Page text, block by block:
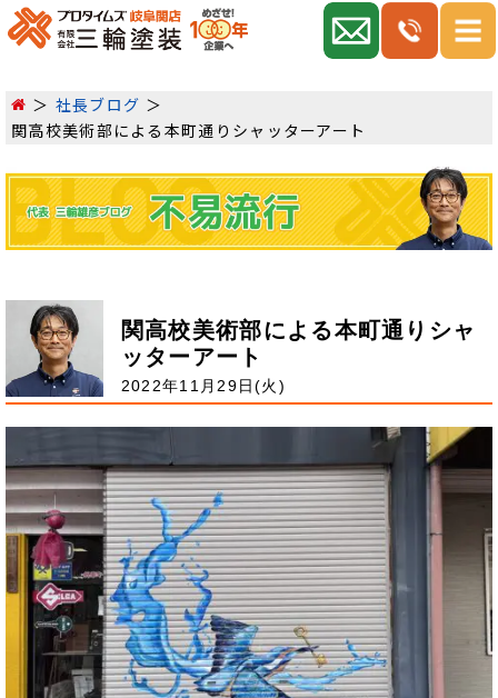
社長ブログ
関高校美術部による本町通りシャッターアート
関高校美術部による本町通りシャ
ッターアート
2022年11月29日(火)